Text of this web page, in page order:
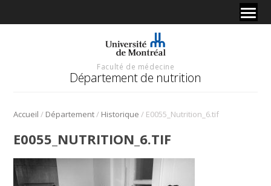
Faculté de médecine
Département de nutrition
Accueil / Département/ Historique / E0055_Nutrition_6.tif
E0055_NUTRITION_6.TIF